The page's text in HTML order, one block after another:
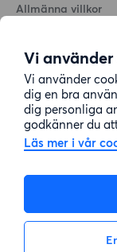
Vi
Vi använder
dig en bra
dig personliga
godkänner du
Läs mer i vår
Allmänna villkor
Cookiepolicy
Sitemap
Kundtjänst
08-22